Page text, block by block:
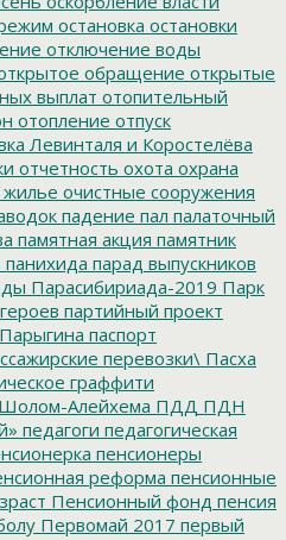
остановка остановки
отключение воды
обращение открытые
выплат отопительный
отопление отпуск
Левинталя и Коростелёва
отчетность охота охрана
очистные сооружения
падение пал палаточный
памятная акция памятник
панихида парад выпускников
Парасибириада-2019 Парк
партийный проект
Парыгина паспорт
перевозки\ Пасха
граффити
Алейхема ПДД ПДН
педагоги педагогическая
пенсионеры
реформа пенсионные
Пенсионный фонд пенсия
Первомай 2017 первый